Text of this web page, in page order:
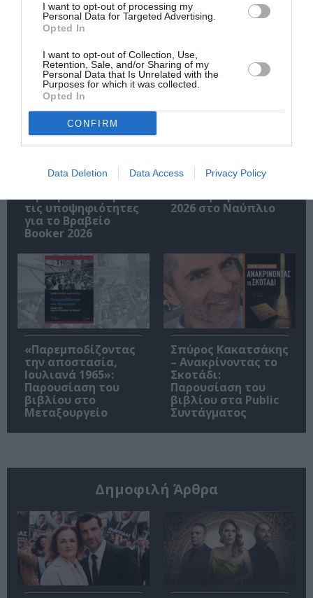
I want to opt-out of processing my
Personal Data for Targeted Advertising.
Opted In
I want to opt-out of Collection, Use,
Retention, Sale, and/or Sharing of my
Personal Data that Is Unrelated with the
Purposes for which it was collected.
Opted In
CONFIRM
Data Deletion Data Access Privacy Policy
Σχετικά Άρθρα
τις υποψηφιότητες
για το Βραβείο
Booker 2026
2026 στο Ναύπλιο
«Παρεμποδίζοντας
την αποστασία,
Ιουλιανά 1965»:
Παρουσίαση του
βιβλίου στο
Μεταξουργείο
Σπύρος Κακατσάκης
– Ανακρίνοντας το
Σκοτάδι:
Παρουσίαση του
βιβλίου στα Public
Συντάγματος
Δημοφιλή Άρθρα